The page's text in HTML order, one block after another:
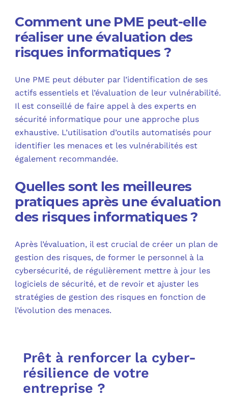
Comment une PME peut-elle
réaliser une évaluation des
risques informatiques ?
Une PME peut débuter par l’identification de ses
actifs essentiels et l’évaluation de leur vulnérabilité.
Il est conseillé de faire appel à des experts en
sécurité informatique pour une approche plus
exhaustive. L’utilisation d’outils automatisés pour
identifier les menaces et les vulnérabilités est
également recommandée.
Quelles sont les meilleures
pratiques après une évaluation
des risques informatiques ?
Après l’évaluation, il est crucial de créer un plan de
gestion des risques, de former le personnel à la
cybersécurité, de régulièrement mettre à jour les
logiciels de sécurité, et de revoir et ajuster les
stratégies de gestion des risques en fonction de
l’évolution des menaces.
Prêt à renforcer la cyber-
résilience de votre
entreprise ?